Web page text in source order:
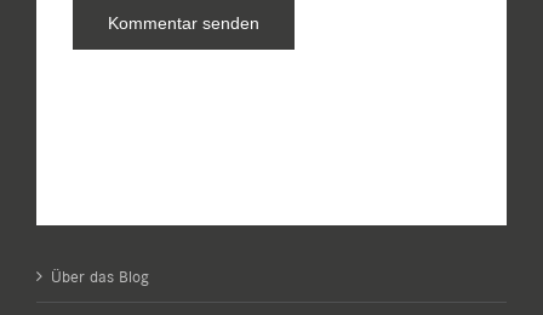
Über das Blog